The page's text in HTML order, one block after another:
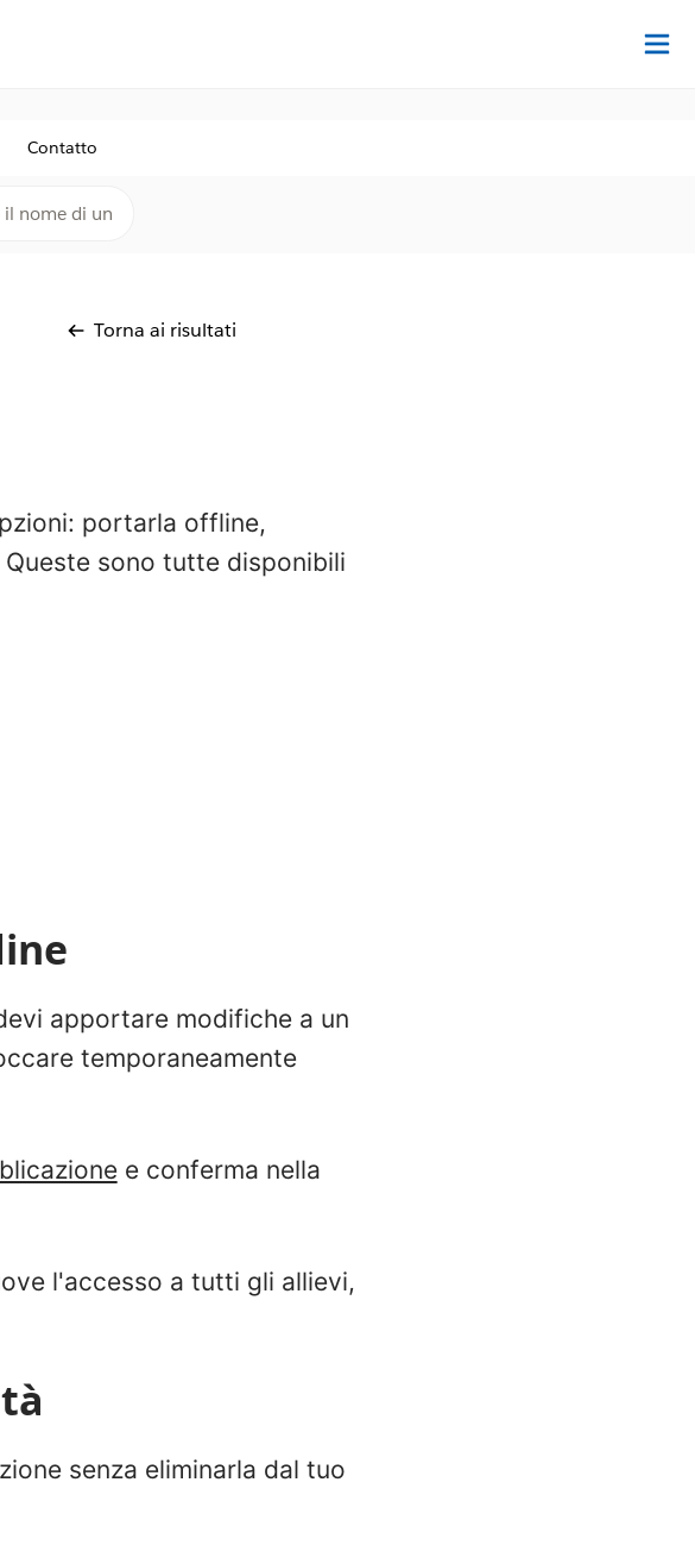
Contatto
Torna ai risultati
portarla offline,
sono tutte disponibili
apportare modifiche a un
temporaneamente
e conferma nella
l'accesso a tutti gli allievi,
senza eliminarla dal tuo